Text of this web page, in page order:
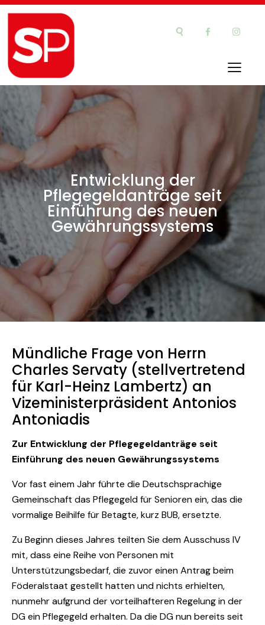
Entwicklung der
Pflegegeldanträge seit
Einführung des neuen
Gewährungssystems
Mündliche Frage von Herrn
Charles Servaty (stellvertretend
für Karl-Heinz Lambertz) an
Vizeministerpräsident Antonios
Antoniadis
Zur Entwicklung der Pflegegeldanträge seit
Einführung des neuen Gewährungssystems
Vor fast einem Jahr führte die Deutschsprachige
Gemeinschaft das Pflegegeld für Senioren ein, das die
vormalige Beihilfe für Betagte, kurz BUB, ersetzte.
Zu Beginn dieses Jahres teilten Sie dem Ausschuss IV
mit, dass eine Reihe von Personen mit
Unterstützungsbedarf, die zuvor einen Antrag beim
Föderalstaat gestellt hatten und nichts erhielten,
nunmehr aufgrund der vorteilhafteren Regelung in der
DG ein Pflegegeld erhalten. Da die DG nun bereits seit